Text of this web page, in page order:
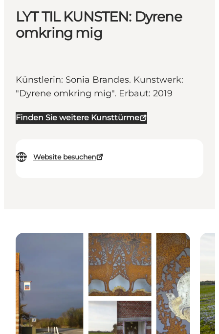
LYT TIL KUNSTEN: Dyrene
omkring mig
Künstlerin: Sonia Brandes. Kunstwerk:
"Dyrene omkring mig". Erbaut: 2019
Finden Sie weitere Kunsttürme
Website besuchen